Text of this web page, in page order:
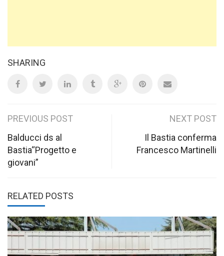
SHARING
Post
navigation
PREVIOUS POST
Balducci ds al
Bastia“Progetto e
giovani”
NEXT POST
Il Bastia conferma
Francesco Martinelli
RELATED POSTS